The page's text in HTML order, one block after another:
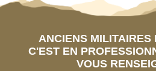
ANCIENS MILITAIRES
C'EST EN
VOUS